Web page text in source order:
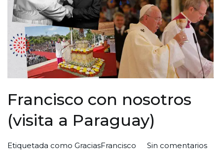
Francisco con nosotros
(visita a Paraguay)
Por
Publicada
Publicada
Etiquetada como GraciasFrancisco Sin comentariosen